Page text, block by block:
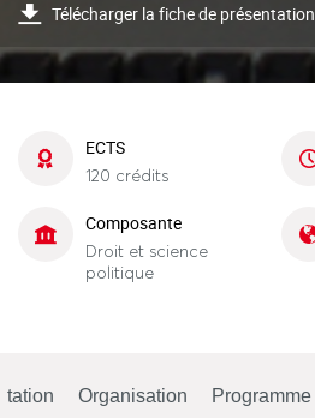
Télécharger la fiche de présentation
ECTS
120 crédits
Composante
Droit et science
politique
Organisation Programme